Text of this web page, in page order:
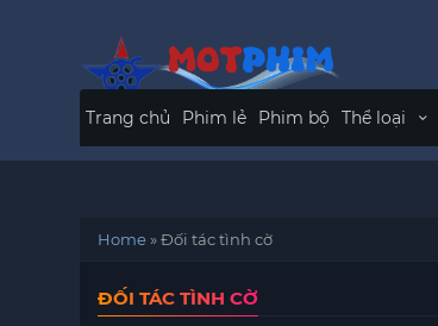
Trang chủ Phim lẻ Phim bộ Thể loại
Home»Đối tác tình cờ
ĐỐI TÁC TÌNH CỜ